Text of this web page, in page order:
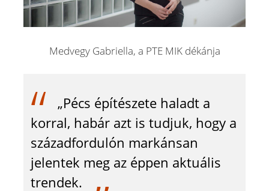
Medvegy Gabriella, a PTE MIK dékánja
„Pécs építészete haladt a
korral, habár azt is tudjuk, hogy a
századfordulón markánsan
jelentek meg az éppen aktuális
trendek.